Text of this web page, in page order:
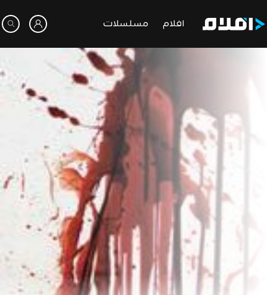
افلام مسلسلات